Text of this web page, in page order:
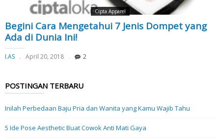
Cipta Apparel
Begini Cara Mengetahui 7 Jenis Dompet yang
Ada di Dunia Ini!
I.AS April 20, 2018 2
POSTINGAN TERBARU
Inilah Perbedaan Baju Pria dan Wanita yang Kamu Wajib Tahu
5 Ide Pose Aesthetic Buat Cowok Anti Mati Gaya